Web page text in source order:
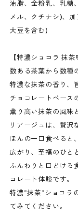
油脂、全粉乳、乳糖
メル、クチナシ)、
大豆を含む)
【特濃ショコラ 抹茶
数ある茶葉から数種
特濃な抹茶の香り、
チョコレートベース
薫り高い抹茶の風味
リアージュは、贅沢
ほんの一口食べると
広がり、至福のひと
ふんわりと口どける
コレート体験です。
特濃"抹茶"ショコラ
てみてください。